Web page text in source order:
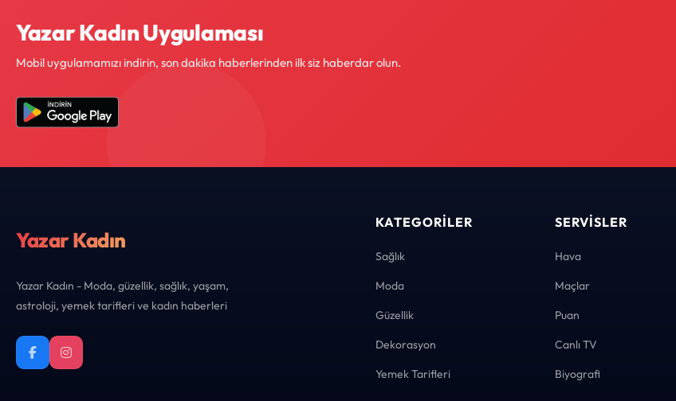
Yazar Kadın Uygulaması
Mobil uygulamamızı indirin, son dakika haberlerinden ilk siz haberdar olun.
Yazar Kadın
Yazar Kadın - Moda, güzellik, sağlık, yaşam,
astroloji, yemek tarifleri ve kadın haberleri
KATEGORILER
Sağlık
Moda
Güzellik
Dekorasyon
Yemek Tarifleri
SERVISLER
Hava
Maçlar
Puan
Canlı TV
Biyografi